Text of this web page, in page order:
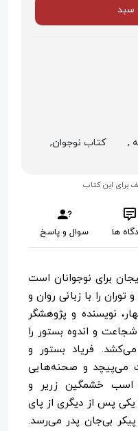
سبد
, کتاب نوجوان,
برای این کتاب
ها سوال و پاسخ
برای نوجوانان است
را با زبانی روان و
نویسنده و پژوهشگر
شجاعت و اندوه بستور را
فریاد بستور و
و صحنه‌هایی
اسب خشمگین زریر و
یکی پس از دیگری از پای
پیکر بی‌جان پدر می‌رسد.